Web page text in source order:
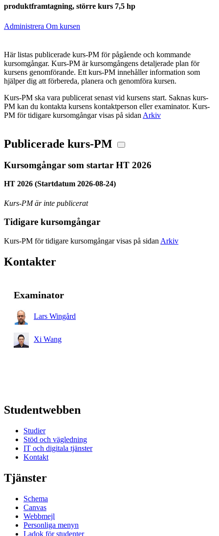
produktframtagning, större kurs 7,5 hp
Administrera Om kursen
Här listas publicerade kurs-PM för pågående och kommande
kursomgångar. Kurs-PM är kursomgångens detaljerade plan för
kursens genomförande. Ett kurs-PM innehåller information som
hjälper dig att förbereda, planera och genomföra kursen.
Kurs-PM ska vara publicerat senast vid kursens start. Saknas kurs-
PM kan du kontakta kursens kontaktperson eller examinator. Kurs-
PM för tidigare kursomgångar visas på sidan Arkiv
Publicerade kurs-PM
Kursomgångar som startar HT 2026
HT 2026 (Startdatum 2026-08-24)
Kurs-PM är inte publicerat
Tidigare kursomgångar
Kurs-PM för tidigare kursomgångar visas på sidan Arkiv
Kontakter
Examinator
Lars Wingård
Xi Wang
Studentwebben
Studier
Stöd och vägledning
IT och digitala tjänster
Kontakt
Tjänster
Schema
Canvas
Webbmejl
Personliga menyn
Ladok för studenter